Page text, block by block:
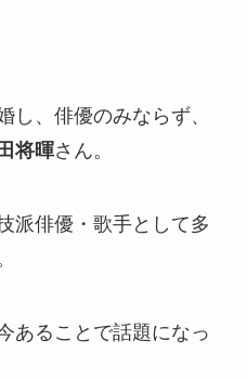
し、俳優のみならず、
将暉さん。
派俳優・歌手として多
あることで話題になっ